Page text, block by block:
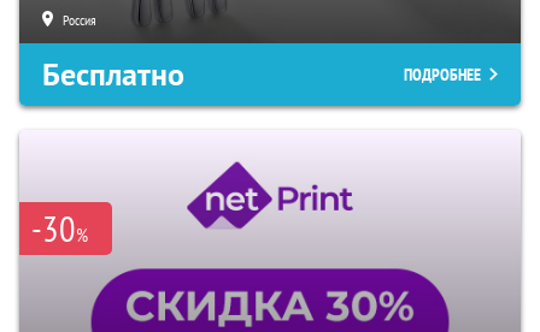
Россия
Бесплатно ПОДРОБНЕЕ
-30%